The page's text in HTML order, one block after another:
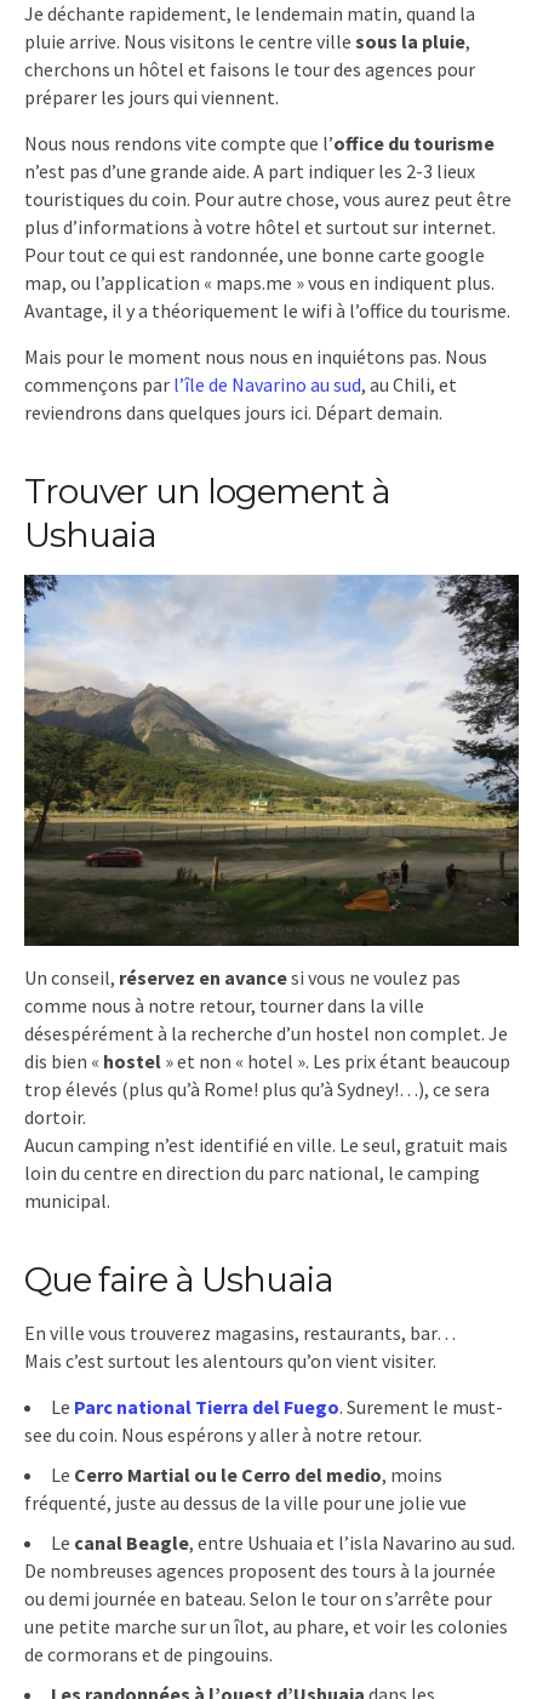
Je déchante rapidement, le lendemain matin, quand la
pluie arrive. Nous visitons le centre ville sous la pluie,
cherchons un hôtel et faisons le tour des agences pour
préparer les jours qui viennent.
Nous nous rendons vite compte que l’office du tourisme
n’est pas d’une grande aide. A part indiquer les 2-3 lieux
touristiques du coin. Pour autre chose, vous aurez peut être
plus d’informations à votre hôtel et surtout sur internet.
Pour tout ce qui est randonnée, une bonne carte google
map, ou l’application « maps.me » vous en indiquent plus.
Avantage, il y a théoriquement le wifi à l’office du tourisme.
Mais pour le moment nous nous en inquiétons pas. Nous
commençons par l’île de Navarino au sud, au Chili, et
reviendrons dans quelques jours ici. Départ demain.
Trouver un logement à
Ushuaia
Un conseil, réservez en avancesi vous ne voulez pas
comme nous à notre retour, tourner dans la ville
désespérément à la recherche d’un hostel non complet. Je
dis bien « hostel » et non « hotel ». Les prix étant beaucoup
trop élevés (plus qu’à Rome! plus qu’à Sydney!…), ce sera
dortoir.
Aucun camping n’est identifié en ville. Le seul, gratuit mais
loin du centre en direction du parc national, le camping
municipal.
Que faire à Ushuaia
En ville vous trouverez magasins, restaurants, bar…
Mais c’est surtout les alentours qu’on vient visiter.
Le Parc national Tierra del Fuego. Surement le must-
see du coin. Nous espérons y aller à notre retour.
Le Cerro Martial ou le Cerro del medio, moins
fréquenté, juste au dessus de la ville pour une jolie vue
Le canal Beagle, entre Ushuaia et l’isla Navarino au sud.
De nombreuses agences proposent des tours à la journée
ou demi journée en bateau. Selon le tour on s’arrête pour
une petite marche sur un îlot, au phare, et voir les colonies
de cormorans et de pingouins.
Les randonnées à l’ouest d’Ushuaia dans les